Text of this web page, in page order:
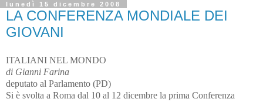
lunedì 15 dicembre 2008
LA CONFERENZA MONDIALE DEI
GIOVANI
ITALIANI NEL MONDO
di Gianni Farina
deputato al Parlamento (PD)
Si è svolta a Roma dal 10 al 12 dicembre la prima Conferenza